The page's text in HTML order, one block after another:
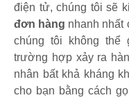
điện tử, chúng tôi sẽ
đơn hàng nhanh nhất
chúng tôi không
trường hợp xảy ra
nhân bất khả kháng
cho bạn bằng cách